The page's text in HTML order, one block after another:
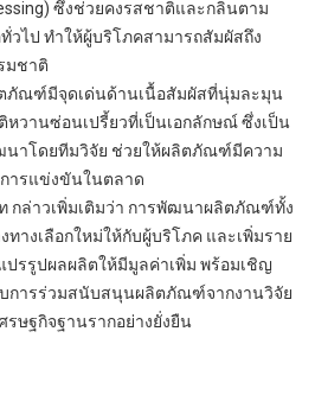
ซึ่งช่วยคงรสชาติและกลิ่นตาม
วไป ทำให้ผู้บริโภคสามารถสัมผัสถึง
มชาติ
ภัณฑ์มีจุดเด่นด้านเนื้อสัมผัสที่นุ่มละมุน
วานซ่อนเปรี้ยวที่เป็นเอกลักษณ์ ซึ่งเป็น
นาโดยทีมวิจัย ช่วยให้ผลิตภัณฑ์มีความ
ารแข่งขันในตลาด
กล่าวเพิ่มเติมว่า การพัฒนาผลิตภัณฑ์ทั้ง
ทางเลือกใหม่ให้กับผู้บริโภค และเพิ่มราย
ปรรูปผลผลิตให้มีมูลค่าเพิ่ม พร้อมเชิญ
การร่วมสนับสนุนผลิตภัณฑ์จากงานวิจัย
รษฐกิจฐานรากอย่างยั่งยืน